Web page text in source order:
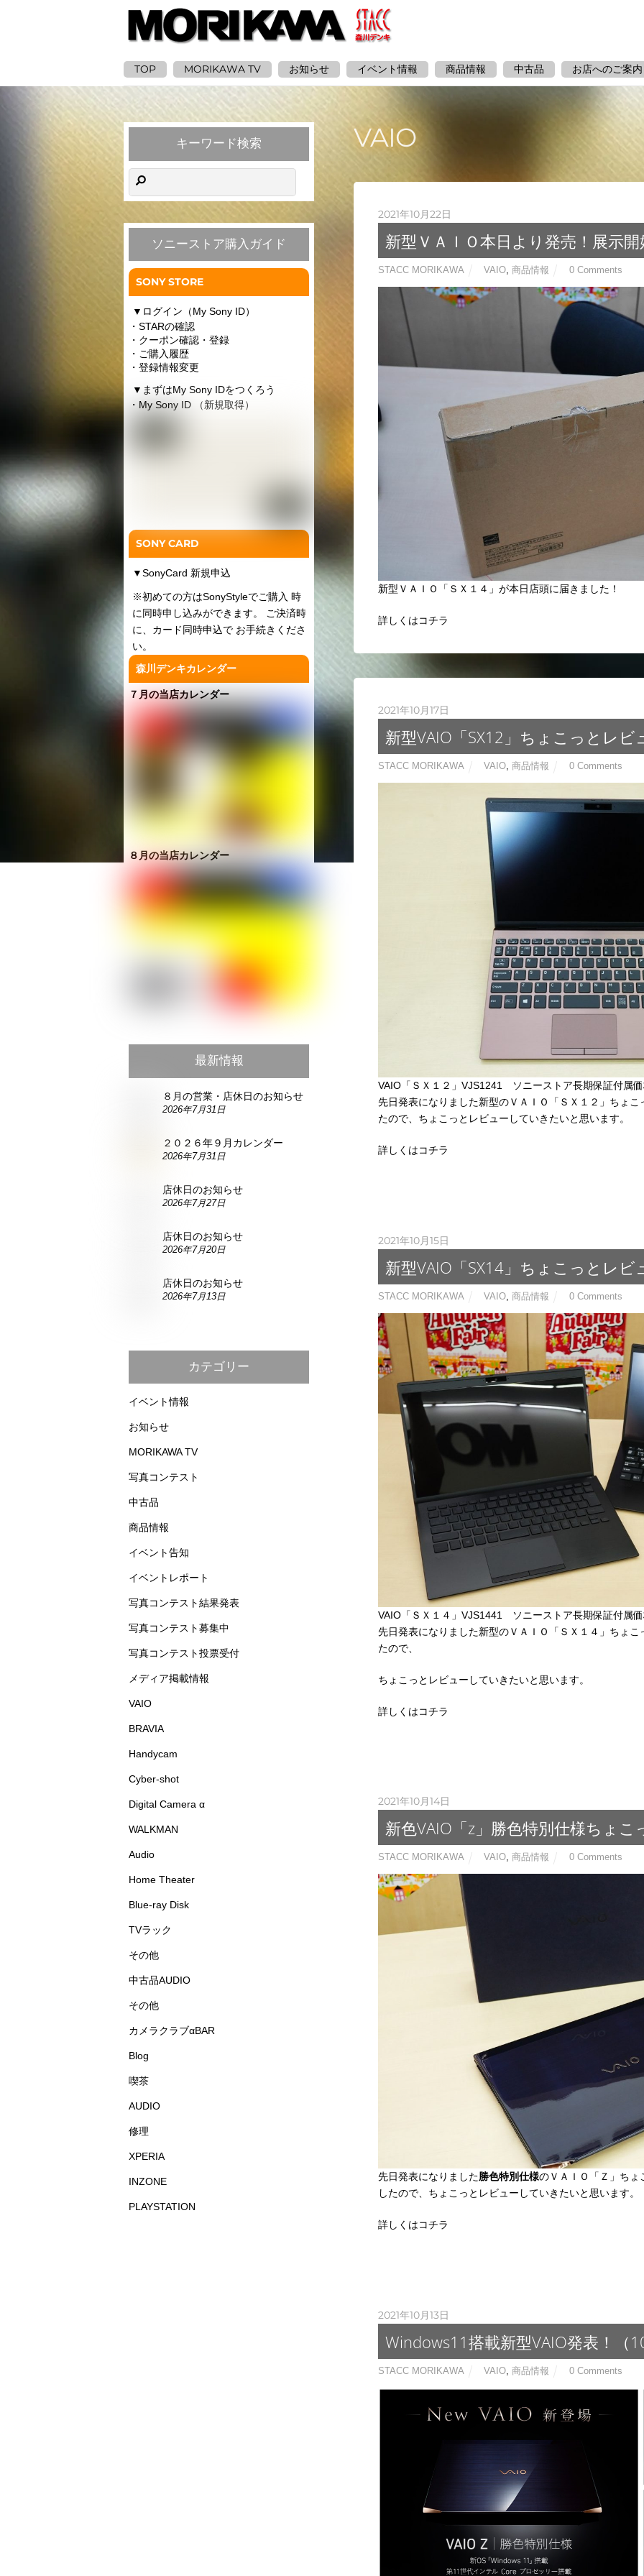
TOP MORIKAWA TV お知らせ イベント情報 商品情報 中古品 お店へのご案内
VAIO
2021年10月22日
新型ＶＡＩＯ本日より発売！展示開
STACC MORIKAWA VAIO,商品情報 0 Comments
新型ＶＡＩＯ「ＳＸ１４」が本日店頭に届きました！
詳しくはコチラ
2021年10月17日
新型VAIO「SX12」ちょこっとレビ
STACC MORIKAWA VAIO,商品情報 0 Comments
VAIO「ＳＸ１２」VJS1241 ソニーストア長期保証付属
先日発表になりました新型のＶＡＩＯ「ＳＸ１２」ちょ
たので、ちょこっとレビューしていきたいと思います。
詳しくはコチラ
2021年10月15日
新型VAIO「SX14」ちょこっとレビ
STACC MORIKAWA VAIO ,商品情報 0 Comments
VAIO「ＳＸ１４」VJS1441 ソニーストア長期保証付属
先日発表になりました新型のＶＡＩＯ「ＳＸ１４」ちょ
たので、
ちょこっとレビューしていきたいと思います。
詳しくはコチラ
2021年10月14日
新色VAIO「z」勝色特別仕様ちょ
STACC MORIKAWA VAIO,商品情報 0 Comments
先日発表になりました勝色特別仕様のＶＡＩＯ「Ｚ」ちょ
したので、ちょこっとレビューしていきたいと思います。
詳しくはコチラ
2021年10月13日
Windows11搭載新型VAIO発表！（
STACC MORIKAWA VAIO ,商品情報 0 Comments
キーワード検索
ソニーストア購入ガイド
SONY STORE
▼ ログイン（My Sony ID）
・STARの確認
・クーポン確認・登録
・ご購入履歴
・登録情報変更
▼ まずはMy Sony IDをつくろう
・My Sony ID （新規取得）
SONY CARD
▼SonyCard 新規申込
※初めての方はSonyStyleでご購入 時
に同時申し込みができます。 ご決済時
に、カード同時申込で お手続きくださ
い。
森川デンキカレンダー
７月の当店カレンダー
８月の当店カレンダー
最新情報
８月の営業・店休日のお知らせ
2026年7月31日
２０２６年９月カレンダー
2026年7月31日
店休日のお知らせ
2026年7月27日
店休日のお知らせ
2026年7月20日
店休日のお知らせ
2026年7月13日
カテゴリー
イベント情報
お知らせ
MORIKAWA TV
写真コンテスト
中古品
商品情報
イベント告知
イベントレポート
写真コンテスト結果発表
写真コンテスト募集中
写真コンテスト投票受付
メディア掲載情報
VAIO
BRAVIA
Handycam
Cyber-shot
Digital Camera α
WALKMAN
Audio
Home Theater
Blue-ray Disk
TVラック
その他
中古品AUDIO
その他
カメラクラブαBAR
Blog
喫茶
AUDIO
修理
XPERIA
INZONE
PLAYSTATION